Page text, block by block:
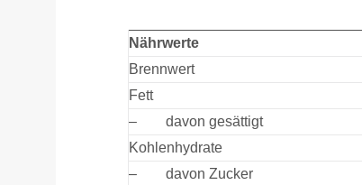
Nährwerte
Brennwert
Fett
– davon gesättigt
Kohlenhydrate
– davon Zucker